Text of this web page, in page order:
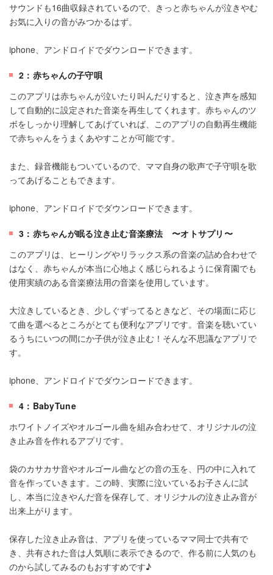
サウンドも16曲収録されているので、きっと赤ちゃんが泣きやむ
お気に入りの音がみつかるはず。
iphone、アンドロイドでダウンロードできます。
2：赤ちゃんの子守唄
このアプリは赤ちゃんが泣いたり叫んだりすると、泣き声を感知
して自動的に設定された音楽を再生してくれます。赤ちゃんのツ
ボをしっかり理解してあげていれば、このアプリの自動再生機能
で赤ちゃんをうまくあやすことが可能です。
また、録音機能もついているので、ママ自身の歌声で子守唄を歌
ってあげることもできます。
iphone、アンドロイドでダウンロードできます。
3：赤ちゃんが眠る泣き止む音楽療法 〜オトサプリ〜
このアプリは、ヒーリングやリラックス系の音楽の詰め合わせで
はなく、赤ちゃんが本当に心地よく感じられるように保育園でも
使用実績のある音楽療法用の音楽を使用しています。
大泣きしているとき、少しぐずってるときなど、その場面に応じ
て曲を選べるところがとても便利なアプリです。音楽を聴いてい
るうちにいつの間にか子供が泣き止む！そんな不思議なアプリで
す。
iphone、アンドロイドでダウンロードできます。
4：BabyTune
ホワイトノイズやオルゴール曲を組み合わせて、オリジナルの泣
き止み音を作れるアプリです。
袋のカサカサ音やオルゴール曲などの音の玉を、円の中に入れて
音を作っていきます。この時、実際に泣いているお子さんに試
し、本当に泣きやんだ音を保存して、オリジナルの泣き止み音が
出来上がります。
保存した泣き止み音は、アプリを使っているママ同士で共有で
き、共有された音は人気順に表示できるので、作る前に人気のも
のから試してみるのもおすすめです♪